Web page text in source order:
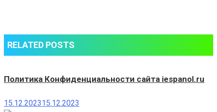
man
using
RELATED POSTS
Политика Конфиденциальности сайта iespanol.ru
15.12.202315.12.2023